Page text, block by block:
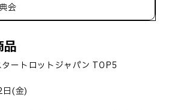
会
品
タートロットジャパン TOP5
日(金)